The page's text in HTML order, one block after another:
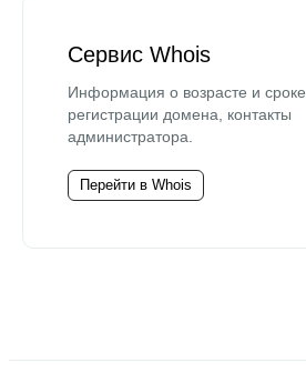
Сервис Whois
Информация о возрасте и сроке
регистрации домена, контакты
администратора.
Перейти в Whois